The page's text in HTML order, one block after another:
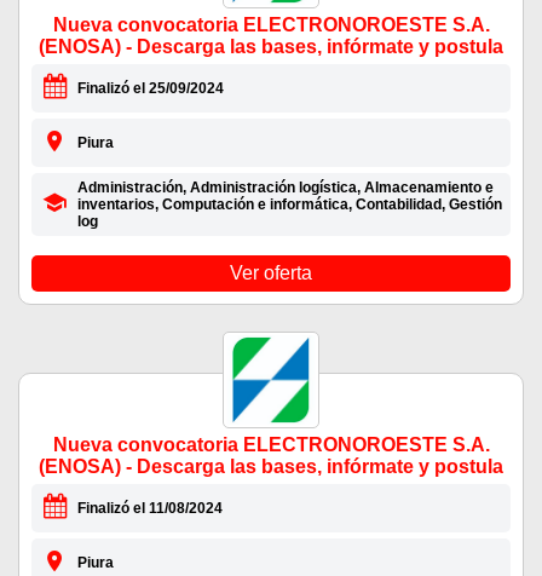
Nueva convocatoria ELECTRONOROESTE S.A.
(ENOSA) - Descarga las bases, infórmate y postula
Finalizó el 25/09/2024
Piura
Administración, Administración logística, Almacenamiento e
inventarios, Computación e informática, Contabilidad, Gestión
log
Ver oferta
Nueva convocatoria ELECTRONOROESTE S.A.
(ENOSA) - Descarga las bases, infórmate y postula
Finalizó el 11/08/2024
Piura